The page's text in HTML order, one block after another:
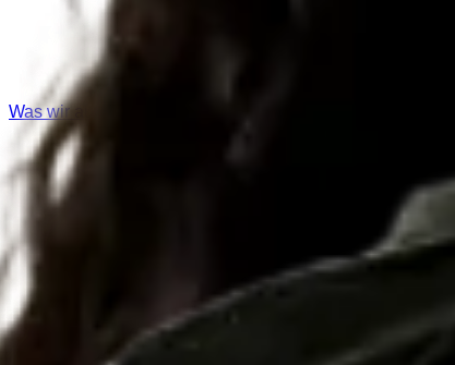
Was wir aufbauen